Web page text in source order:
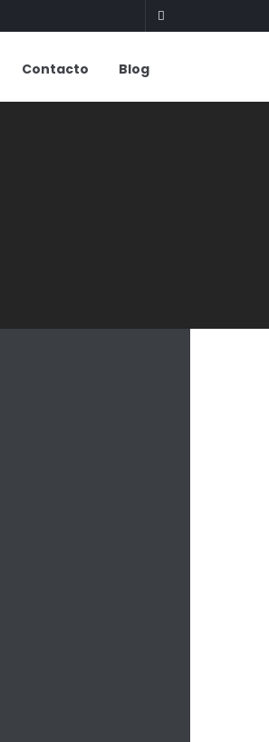
Contacto Blog